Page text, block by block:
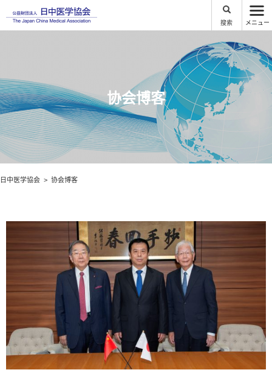
搜索 メニュー
协会博客
日中医学協会 协会博客